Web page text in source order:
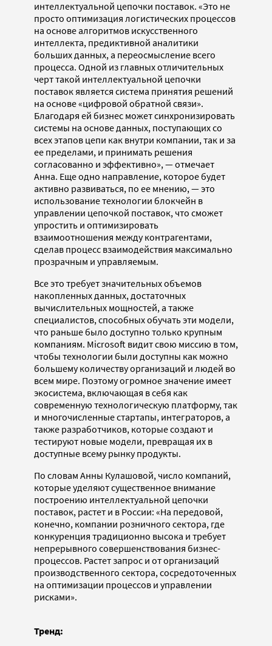
интеллектуальной цепочки поставок. «Это не
просто оптимизация логистических процессов
на основе алгоритмов искусственного
интеллекта, предиктивной аналитики
больших данных, а переосмысление всего
процесса. Одной из главных отличительных
черт такой интеллектуальной цепочки
поставок является система принятия решений
на основе «цифровой обратной связи».
Благодаря ей бизнес может синхронизировать
системы на основе данных, поступающих со
всех этапов цепи как внутри компании, так и за
ее пределами, и принимать решения
согласованно и эффективно», — отмечает
Анна. Еще одно направление, которое будет
активно развиваться, по ее мнению, — это
использование технологии блокчейн в
управлении цепочкой поставок, что сможет
упростить и оптимизировать
взаимоотношения между контрагентами,
сделав процесс взаимодействия максимально
прозрачным и управляемым.
Все это требует значительных объемов
накопленных данных, достаточных
вычислительных мощностей, а также
специалистов, способных обучать эти модели,
что раньше было доступно только крупным
компаниям. Microsoft видит свою миссию в том,
чтобы технологии были доступны как можно
большему количеству организаций и людей во
всем мире. Поэтому огромное значение имеет
экосистема, включающая в себя как
современную технологическую платформу, так
и многочисленные стартапы, интеграторов, а
также разработчиков, которые создают и
тестируют новые модели, превращая их в
доступные всему рынку продукты.
По словам Анны Кулашовой, число компаний,
которые уделяют существенное внимание
построению интеллектуальной цепочки
поставок, растет и в России: «На передовой,
конечно, компании розничного сектора, где
конкуренция традиционно высока и требует
непрерывного совершенствования бизнес-
процессов. Растет запрос и от организаций
производственного сектора, сосредоточенных
на оптимизации процессов и управлении
рисками».
Тренд: